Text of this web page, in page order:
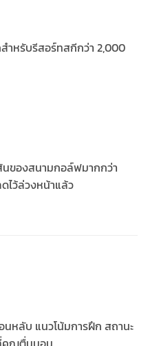
ำหรับรีสอร์ทสกีกว่า 2,000
ของสนามกอล์ฟมากกว่า
ไว้ล่วงหน้าแล้ว
หลับ แนวโน้มการฝึก สถานะ